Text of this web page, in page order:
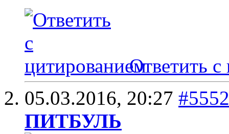
Ответить с
05.03.2016, 20:27 #5552
ПИТБУЛЬ